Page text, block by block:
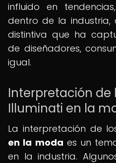
influido en
dentro de la industria,
distintiva que ha
de diseñadores,
igual.
Interpretación de
Illuminati en la
La interpretación de
en la moda es un
en la industria.